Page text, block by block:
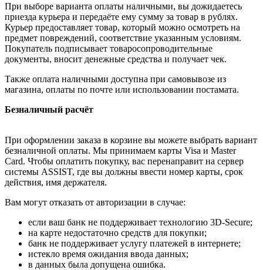
При выборе варианта оплаты наличными, вы дожидаетесь
приезда курьера и передаёте ему сумму за товар в рублях.
Курьер предоставляет товар, который можно осмотреть на
предмет повреждений, соответствие указанным условиям.
Покупатель подписывает товаросопроводительные
документы, вносит денежные средства и получает чек.
Также оплата наличными доступна при самовывозе из
магазина, оплаты по почте или использовании постамата.
Безналичный расчёт
При оформлении заказа в корзине вы можете выбрать вариант
безналичной оплаты. Мы принимаем карты Visa и Master
Card. Чтобы оплатить покупку, вас перенаправит на сервер
системы ASSIST, где вы должны ввести номер карты, срок
действия, имя держателя.
Вам могут отказать от авторизации в случае:
если ваш банк не поддерживает технологию 3D-Secure;
на карте недостаточно средств для покупки;
банк не поддерживает услугу платежей в интернете;
истекло время ожидания ввода данных;
в данных была допущена ошибка.